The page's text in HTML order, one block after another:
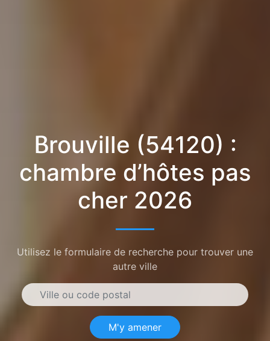
Brouville (54120) :
chambre d’hôtes pas
cher 2026
Utilisez le formulaire de recherche pour trouver une
autre ville
M'y amener